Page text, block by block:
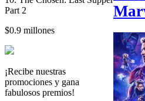
Part 2
$0.9 millones
¡Recibe nuestras
promociones y gana
fabulosos premios!